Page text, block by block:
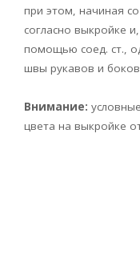
при этом, начиная
согласно выкройке
помощью соед. ст.,
швы рукавов и
Внимание:
цвета на выкройке